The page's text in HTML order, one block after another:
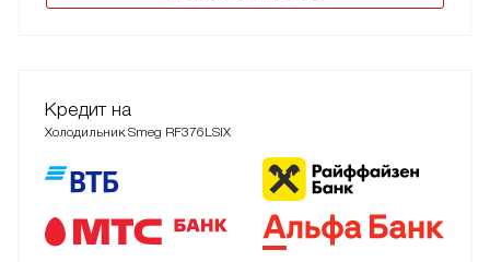
Кредит на
Холодильник Smeg RF376LSIX